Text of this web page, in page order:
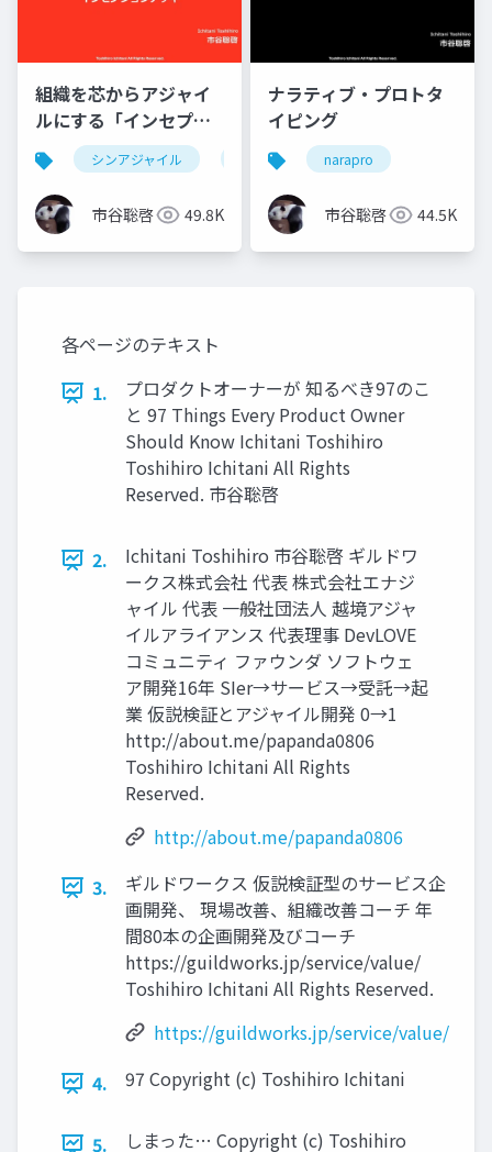
組織を芯からアジャイ
ルにする「インセプシ
ョンデッキ」
シンアジャイル
市谷聡啓 49.8K
ナラティブ・プロトタ
イピング
narapro
市谷聡啓 44.5K
各ページのテキスト
1.
プロダクトオーナーが 知るべき97のこ
と 97 Things Every Product Owner
Should Know Ichitani Toshihiro
Toshihiro Ichitani All Rights
Reserved. 市⾕聡啓
2.
Ichitani Toshihiro 市⾕聡啓 ギルドワ
ークス株式会社 代表 株式会社エナジ
ャイル 代表 ⼀般社団法⼈ 越境アジャ
イルアライアンス 代表理事 DevLOVE
コミュニティ ファウンダ ソフトウェ
ア開発16年 SIer→サービス→受託→起
業 仮説検証とアジャイル開発 0→1
http://about.me/papanda0806
Toshihiro Ichitani All Rights
Reserved.
http://about.me/papanda0806
3.
ギルドワークス 仮説検証型のサービス企
画開発、 現場改善、組織改善コーチ 年
間80本の企画開発及びコーチ
https://guildworks.jp/service/value/
Toshihiro Ichitani All Rights Reserved.
https://guildworks.jp/service/value/
4.
97 Copyright (c) Toshihiro Ichitani
5. しまった… Copyright (c) Toshihiro